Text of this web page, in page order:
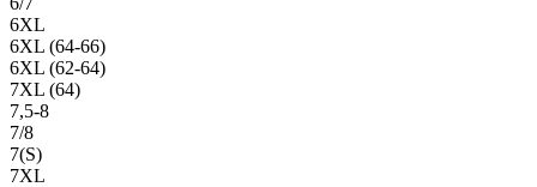
6XL
6XL (64-66)
6XL (62-64)
7XL (64)
7,5-8
7/8
7(S)
7XL